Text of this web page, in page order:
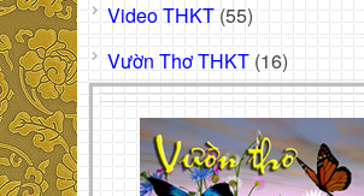
Video THKT (55)
Vườn Thơ THKT (16)